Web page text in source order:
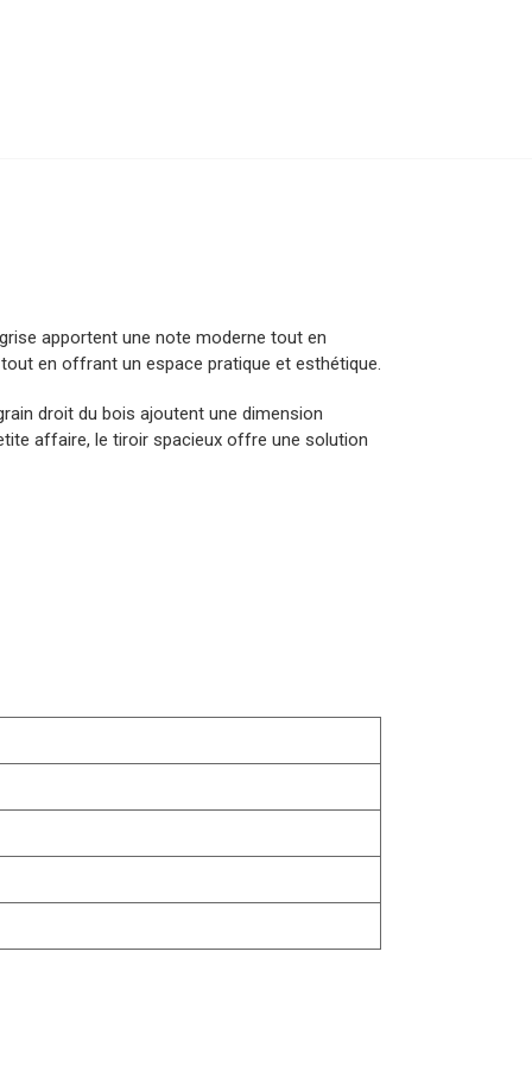
apportent une note moderne tout en
en offrant un espace pratique et esthétique.
droit du bois ajoutent une dimension
affaire, le tiroir spacieux offre une solution